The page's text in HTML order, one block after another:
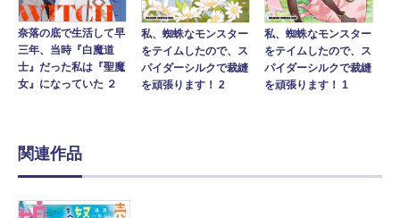
奈落の底で生活して早
三年、当時『白魔道
士』だった私は『聖魔
女』になっていた ２
私、蜘蛛なモンスター
をテイムしたので、ス
パイダーシルクで裁縫
を頑張ります！ 2
私、蜘蛛なモンスター
をテイムしたので、ス
パイダーシルクで裁縫
を頑張ります！ 1
関連作品